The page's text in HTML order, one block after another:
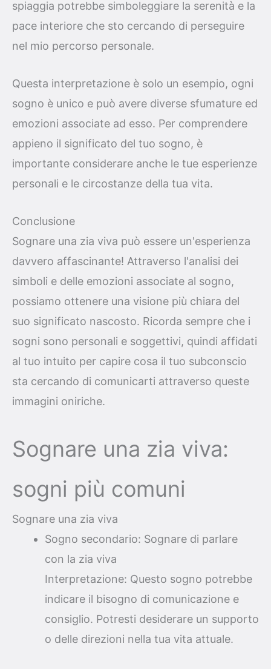
spiaggia potrebbe simboleggiare la serenità e la
pace interiore che sto cercando di perseguire
nel mio percorso personale.
Questa interpretazione è solo un esempio, ogni
sogno è unico e può avere diverse sfumature ed
emozioni associate ad esso. Per comprendere
appieno il significato del tuo sogno, è
importante considerare anche le tue esperienze
personali e le circostanze della tua vita.
Conclusione
Sognare una zia viva può essere un'esperienza
davvero affascinante! Attraverso l'analisi dei
simboli e delle emozioni associate al sogno,
possiamo ottenere una visione più chiara del
suo significato nascosto. Ricorda sempre che i
sogni sono personali e soggettivi, quindi affidati
al tuo intuito per capire cosa il tuo subconscio
sta cercando di comunicarti attraverso queste
immagini oniriche.
Sognare una zia viva:
sogni più comuni
Sognare una zia viva
Sogno secondario: Sognare di parlare
con la zia viva
Interpretazione: Questo sogno potrebbe
indicare il bisogno di comunicazione e
consiglio. Potresti desiderare un supporto
o delle direzioni nella tua vita attuale.